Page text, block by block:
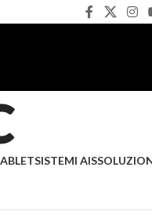
SISTEMI AIS